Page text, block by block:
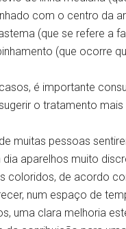
com o centro da
(que se refere a
(que ocorre
é importante
o tratamento mais
muitas pessoas
dia aparelhos muito
coloridos, de acordo
num espaço de
uma clara melhoria